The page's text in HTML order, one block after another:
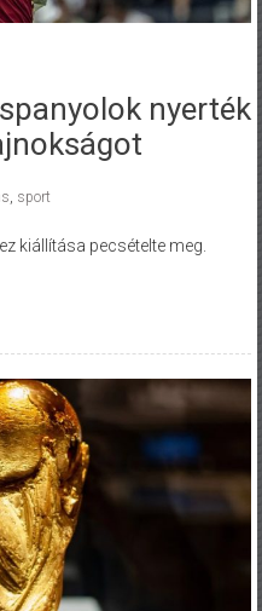
nyerték
, sport
kiállítása pecsételte meg.